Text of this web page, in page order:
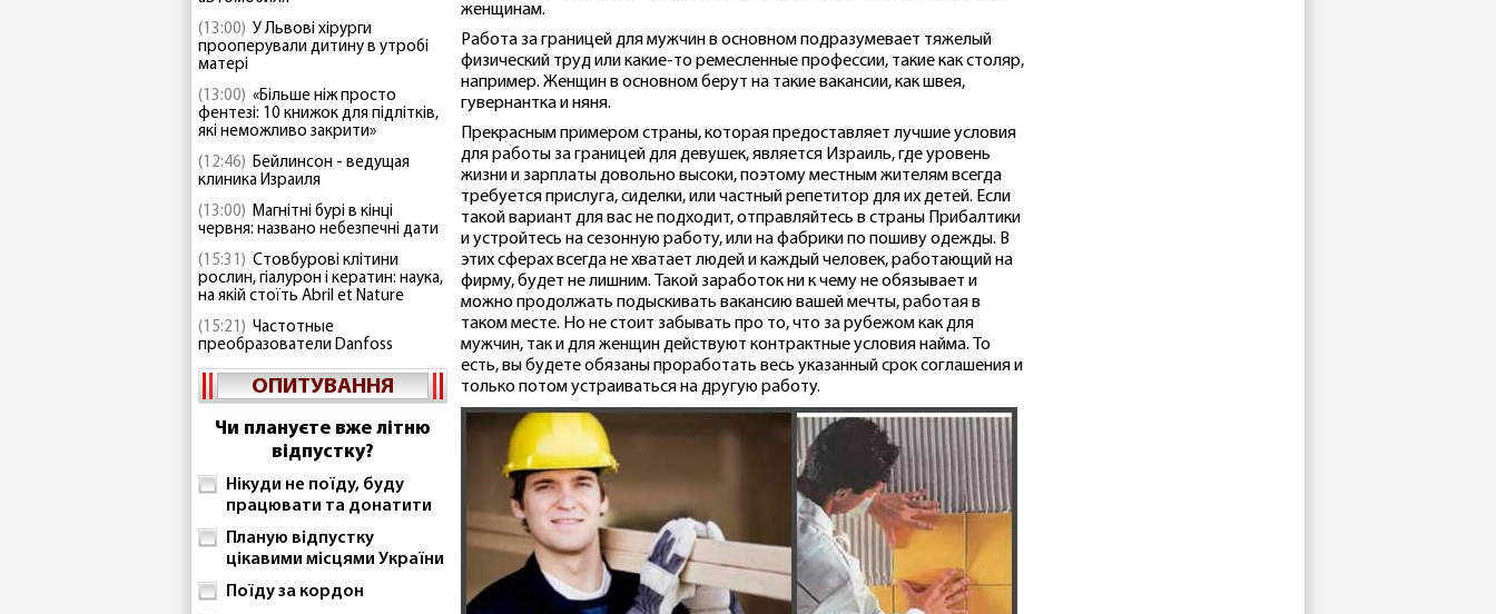
(13:00) У Львові хірурги
прооперували дитину в утробі
матері
(13:00) «Більше ніж просто
фентезі: 10 книжок для підлітків,
які неможливо закрити»
(12:46) Бейлинсон - ведущая
клиника Израиля
(13:00) Магнітні бурі в кінці
червня: названо небезпечні дати
(15:31) Стовбурові клітини
рослин, гіалурон і кератин: наука,
на якій стоїть Abril et Nature
(15:21) Частотные
преобразователи Danfoss
ОПИТУВАННЯ
Чи плануєте вже літню
відпустку?
Нікуди не поїду, буду
працювати та донатити
Планую відпустку
цікавими місцями України
Поїду за кордон
женщинам.
Работа за границей для мужчин в основном подразумевает тяжелый
физический труд или какие-то ремесленные профессии, такие как столяр,
например. Женщин в основном берут на такие вакансии, как швея,
гувернантка и няня.
Прекрасным примером страны, которая предоставляет лучшие условия
для работы за границей для девушек, является Израиль, где уровень
жизни и зарплаты довольно высоки, поэтому местным жителям всегда
требуется прислуга, сиделки, или частный репетитор для их детей. Если
такой вариант для вас не подходит, отправляйтесь в страны Прибалтики
и устройтесь на сезонную работу, или на фабрики по пошиву одежды. В
этих сферах всегда не хватает людей и каждый человек, работающий на
фирму, будет не лишним. Такой заработок ни к чему не обязывает и
можно продолжать подыскивать вакансию вашей мечты, работая в
таком месте. Но не стоит забывать про то, что за рубежом как для
мужчин, так и для женщин действуют контрактные условия найма. То
есть, вы будете обязаны проработать весь указанный срок соглашения и
только потом устраиваться на другую работу.